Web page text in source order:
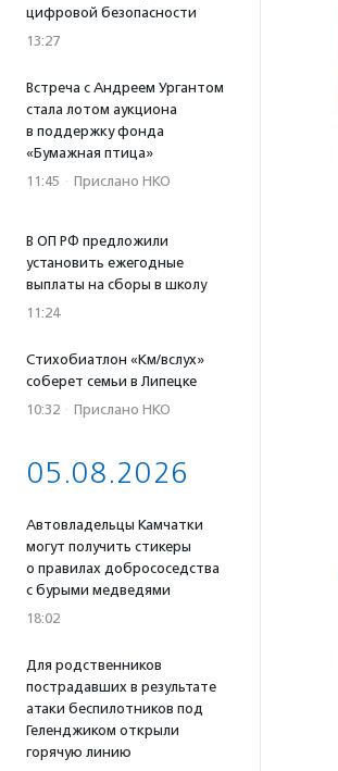
цифровой безопасности
13:27
Встреча с Андреем Ургантом
стала лотом аукциона
в поддержку фонда
«Бумажная птица»
11:45 · Прислано НКО
В ОП РФ предложили
установить ежегодные
выплаты на сборы в школу
11:24
Стихобиатлон «Км/вслух»
соберет семьи в Липецке
10:32 · Прислано НКО
05.08.2026
Автовладельцы Камчатки
могут получить стикеры
о правилах добрососедства
с бурыми медведями
18:02
Для родственников
пострадавших в результате
атаки беспилотников под
Геленджиком открыли
горячую линию